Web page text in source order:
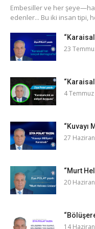
​Embesiller ve her
edenler... Bu iki insan tipi,
23
4
“Kuvayı
27
“Murt
20
14